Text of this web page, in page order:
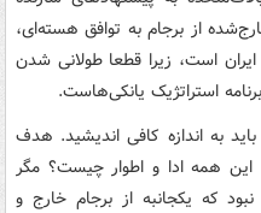
از برجام به توافق هسته‌ای،
است، زیرا قطعا طولانی شدن
باید به اندازه کافی اندیشید. هدف
این همه ادا و اطوار چیست؟ مگر
که یکجانبه از برجام خارج و